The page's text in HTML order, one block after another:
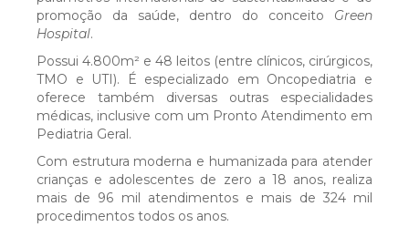
Registro Hospitalar de Câncer
DOAÇÕES
Projeto Padrinhos
Conheça os Remédios Tarja Violeta
promoção da saúde, dentro do conceito Green
Hospital.
Possui 4.800m² e 48 leitos (entre clínicos, cirúrgicos,
TMO e UTI). É especializado em Oncopediatria e
oferece também diversas outras especialidades
médicas, inclusive com um Pronto Atendimento em
Pediatria Geral.
Com estrutura moderna e humanizada para atender
crianças e adolescentes de zero a 18 anos, realiza
mais de 96 mil atendimentos e mais de 324 mil
procedimentos todos os anos.